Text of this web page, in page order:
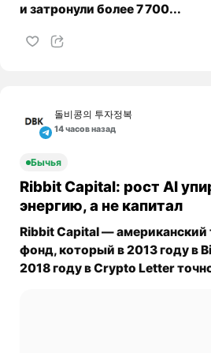
и затронули более 7 700...
돌비콩의 투자정복
14 часов назад
Бычья
Ribbit Capital: рост AI
энергию, а не капитал
Ribbit Capital — американский
фонд, который в 2013 году в
2018 году в Crypto Letter